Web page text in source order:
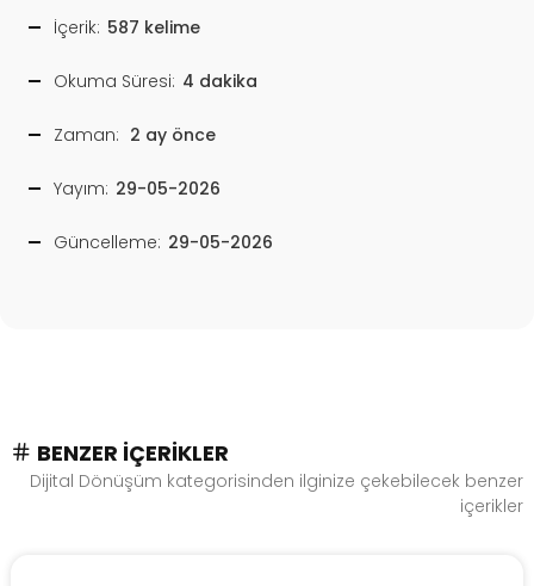
İçerik: 587 kelime
Okuma Süresi: 4 dakika
Zaman: 2 ay önce
Yayım: 29-05-2026
Güncelleme: 29-05-2026
BENZER İÇERIKLER
Dijital Dönüşüm kategorisinden ilginize çekebilecek benzer
içerikler